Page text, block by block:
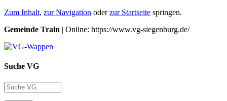
Zum Inhalt, zur Navigation oderzur Startseite springen.
Gemeinde Train | Online: https://www.vg-siegenburg.de/
Suche VG